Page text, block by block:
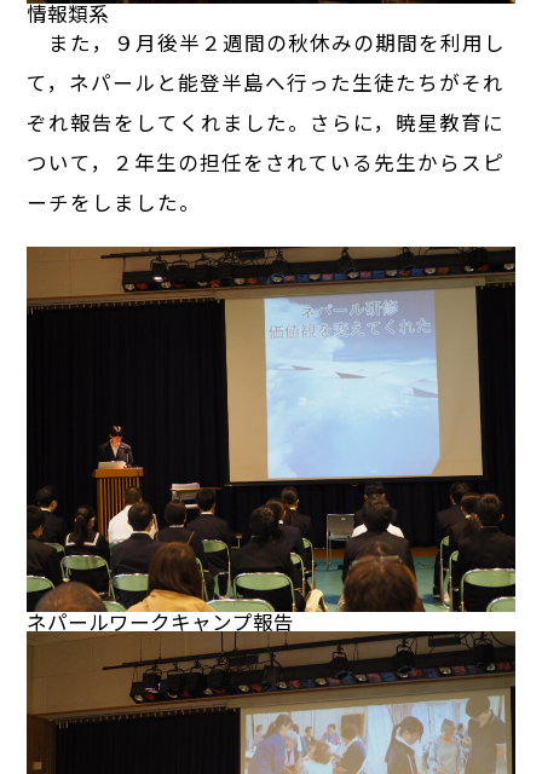
情報類系
また，９月後半２週間の秋休みの期間を利用し
て，ネパールと能登半島へ行った生徒たちがそれ
ぞれ報告をしてくれました。さらに，暁星教育に
ついて，２年生の担任をされている先生からスピ
ーチをしました。
ネパールワークキャンプ報告